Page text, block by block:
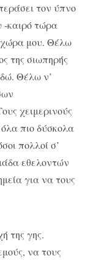
τον ύπνο
-καιρό τώρα
χώρα μου. Θέλω
της σιωπηρής
Θέλω ν’
χειμερινούς
πιο δύσκολα
πολλοί σ’
εθελοντών
για να τους
της γης.
να τους